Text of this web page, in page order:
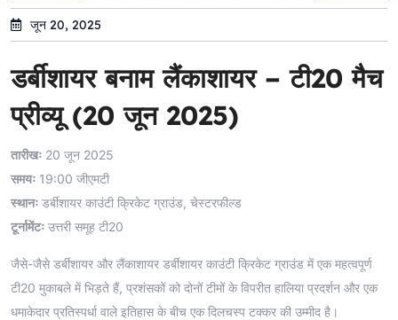
जून 20, 2025
डर्बीशायर बनाम लैंकाशायर – टी20 मैच
प्रीव्यू (20 जून 2025)
तारीखः 20 जून 2025
समयः 19:00 जीएमटी
स्थानः डर्बीशायर काउंटी क्रिकेट ग्राउंड, चेस्टरफील्ड
टूर्नामेंटः उत्तरी समूह टी20
जैसे-जैसे डर्बीशायर और लैंकाशायर डर्बीशायर काउंटी क्रिकेट ग्राउंड में एक महत्वपूर्ण
टी20 मुकाबले में भिड़ते हैं, प्रशंसकों को दोनों टीमों के विपरीत हालिया प्रदर्शन और एक
धमाकेदार प्रतिस्पर्धा वाले इतिहास के बीच एक दिलचस्प टक्कर की उम्मीद है।